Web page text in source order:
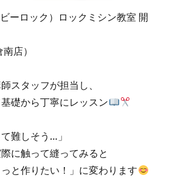
シ
門
シ
ン
生
ーロック）ロックミシン教室 開
店）
スタッフが担当し、
礎から丁寧にレッスン
難しそう…」
に触って縫ってみると
っと作りたい！」に変わります